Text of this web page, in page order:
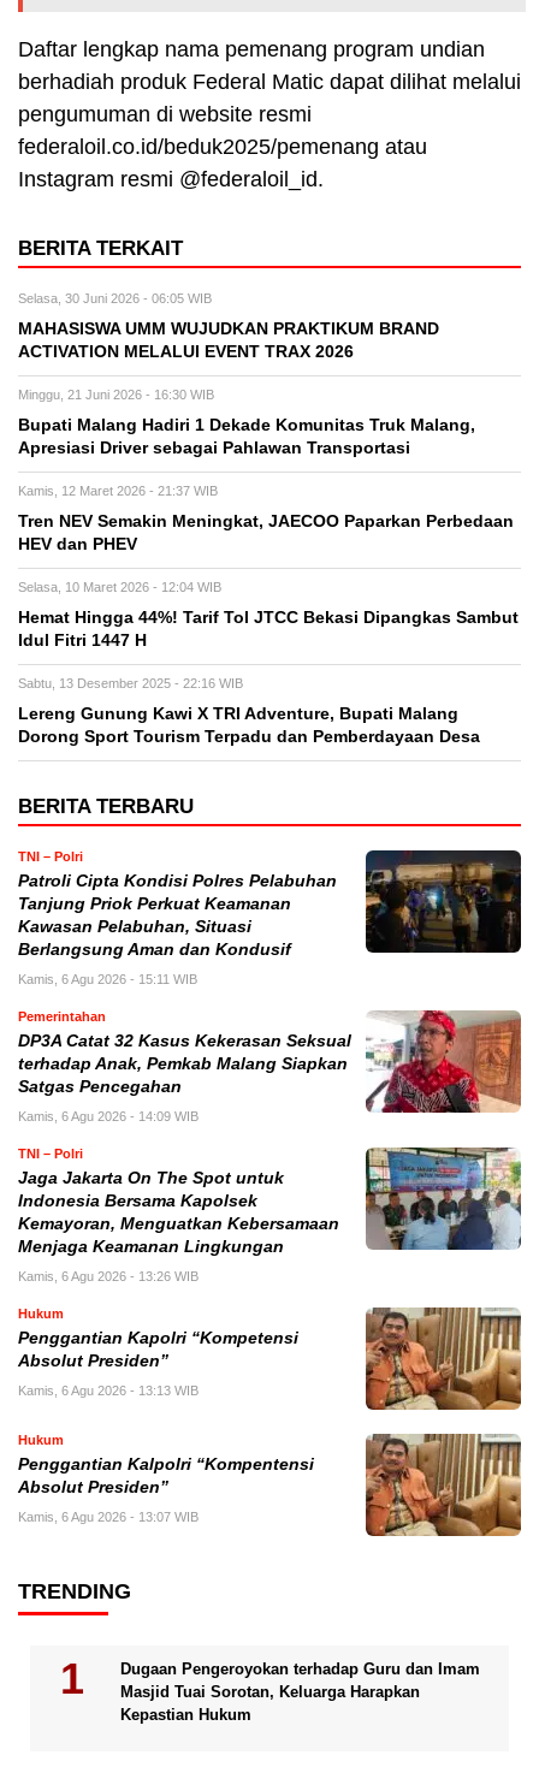
Daftar lengkap nama pemenang program undian
berhadiah produk Federal Matic dapat dilihat melalui
pengumuman di website resmi
federaloil.co.id/beduk2025/pemenang atau
Instagram resmi @federaloil_id.
BERITA TERKAIT
Selasa, 30 Juni 2026 - 06:05 WIB
MAHASISWA UMM WUJUDKAN PRAKTIKUM BRAND
ACTIVATION MELALUI EVENT TRAX 2026
Minggu, 21 Juni 2026 - 16:30 WIB
Bupati Malang Hadiri 1 Dekade Komunitas Truk Malang,
Apresiasi Driver sebagai Pahlawan Transportasi
Kamis, 12 Maret 2026 - 21:37 WIB
Tren NEV Semakin Meningkat, JAECOO Paparkan Perbedaan
HEV dan PHEV
Selasa, 10 Maret 2026 - 12:04 WIB
Hemat Hingga 44%! Tarif Tol JTCC Bekasi Dipangkas Sambut
Idul Fitri 1447 H
Sabtu, 13 Desember 2025 - 22:16 WIB
Lereng Gunung Kawi X TRI Adventure, Bupati Malang
Dorong Sport Tourism Terpadu dan Pemberdayaan Desa
BERITA TERBARU
TNI – Polri
Patroli Cipta Kondisi Polres Pelabuhan
Tanjung Priok Perkuat Keamanan
Kawasan Pelabuhan, Situasi
Berlangsung Aman dan Kondusif
Kamis, 6 Agu 2026 - 15:11 WIB
Pemerintahan
DP3A Catat 32 Kasus Kekerasan Seksual
terhadap Anak, Pemkab Malang Siapkan
Satgas Pencegahan
Kamis, 6 Agu 2026 - 14:09 WIB
TNI – Polri
Jaga Jakarta On The Spot untuk
Indonesia Bersama Kapolsek
Kemayoran, Menguatkan Kebersamaan
Menjaga Keamanan Lingkungan
Kamis, 6 Agu 2026 - 13:26 WIB
Hukum
Penggantian Kapolri “Kompetensi
Absolut Presiden”
Kamis, 6 Agu 2026 - 13:13 WIB
Hukum
Penggantian Kalpolri “Kompentensi
Absolut Presiden”
Kamis, 6 Agu 2026 - 13:07 WIB
TRENDING
Dugaan Pengeroyokan terhadap Guru dan Imam
Masjid Tuai Sorotan, Keluarga Harapkan
Kepastian Hukum